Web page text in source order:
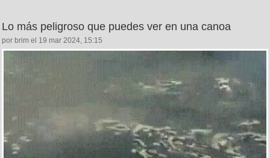
Lo más peligroso que puedes ver en una canoa
por brim el 19 mar 2024, 15:15